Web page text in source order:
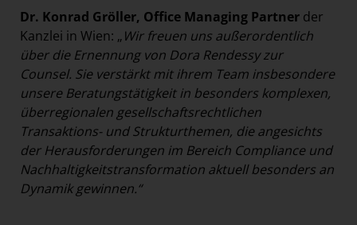
Dr. Konrad Gröller, Office Managing Partner der
Kanzlei in Wien: „Wir freuen uns außerordentlich
über die Ernennung von Dora Rendessy zur
Counsel. Sie verstärkt mit ihrem Team insbesondere
unsere Beratungstätigkeit in besonders komplexen,
überregionalen gesellschaftsrechtlichen
Transaktions- und Strukturthemen, die angesichts
der Herausforderungen im Bereich Compliance und
Nachhaltigkeitstransformation aktuell besonders an
Dynamik gewinnen.“